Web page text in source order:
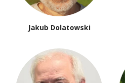
Jakub Dolatowski